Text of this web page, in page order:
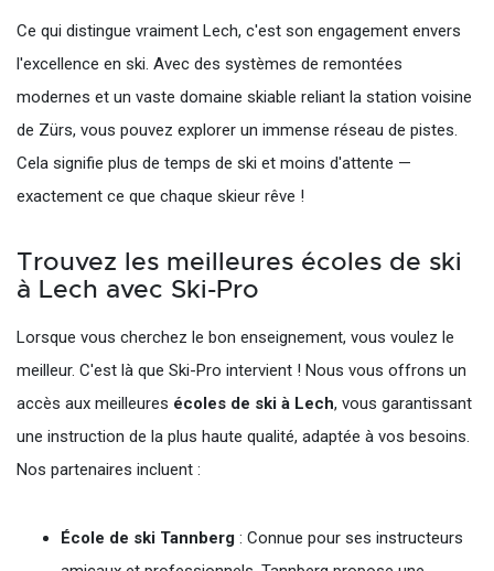
Ce qui distingue vraiment Lech, c'est son engagement envers
l'excellence en ski. Avec des systèmes de remontées
modernes et un vaste domaine skiable reliant la station voisine
de Zürs, vous pouvez explorer un immense réseau de pistes.
Cela signifie plus de temps de ski et moins d'attente —
exactement ce que chaque skieur rêve !
Trouvez les meilleures écoles de ski
à Lech avec Ski-Pro
Lorsque vous cherchez le bon enseignement, vous voulez le
meilleur. C'est là que Ski-Pro intervient ! Nous vous offrons un
accès aux meilleures écoles de ski à Lech, vous garantissant
une instruction de la plus haute qualité, adaptée à vos besoins.
Nos partenaires incluent :
École de ski Tannberg : Connue pour ses instructeurs